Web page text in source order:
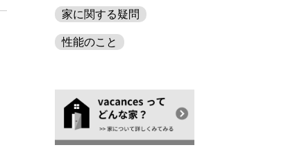
家に関する疑問
性能のこと